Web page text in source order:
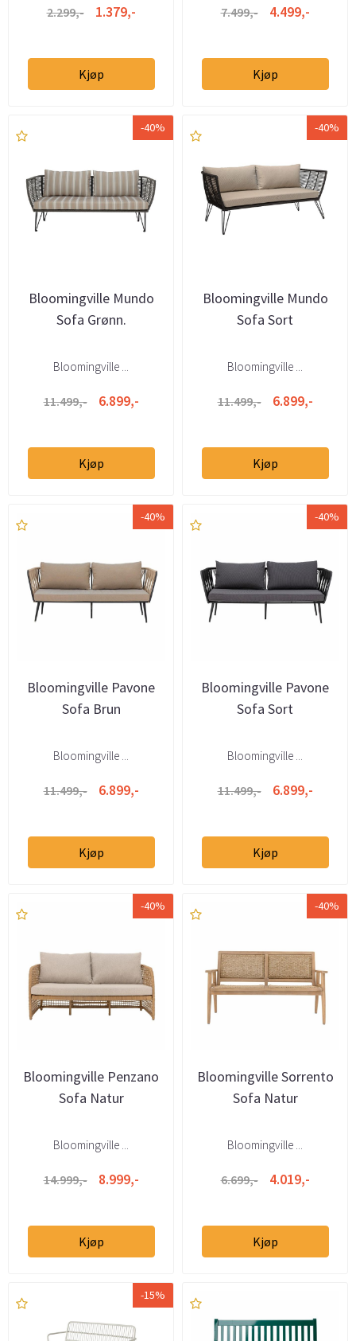
2.299,- 1.379,-
Kjøp
7.499,- 4.499,-
Kjøp
-40%
Bloomingville Mundo
Sofa Grønn.
Bloomingville ...
11.499,- 6.899,-
Kjøp
-40%
Bloomingville Mundo
Sofa Sort
Bloomingville ...
11.499,- 6.899,-
Kjøp
-40%
Bloomingville Pavone
Sofa Brun
Bloomingville ...
11.499,- 6.899,-
Kjøp
-40%
Bloomingville Pavone
Sofa Sort
Bloomingville ...
11.499,- 6.899,-
Kjøp
-40%
Bloomingville Penzano
Sofa Natur
Bloomingville ...
14.999,- 8.999,-
Kjøp
-40%
Bloomingville Sorrento
Sofa Natur
Bloomingville ...
6.699,- 4.019,-
Kjøp
-15%